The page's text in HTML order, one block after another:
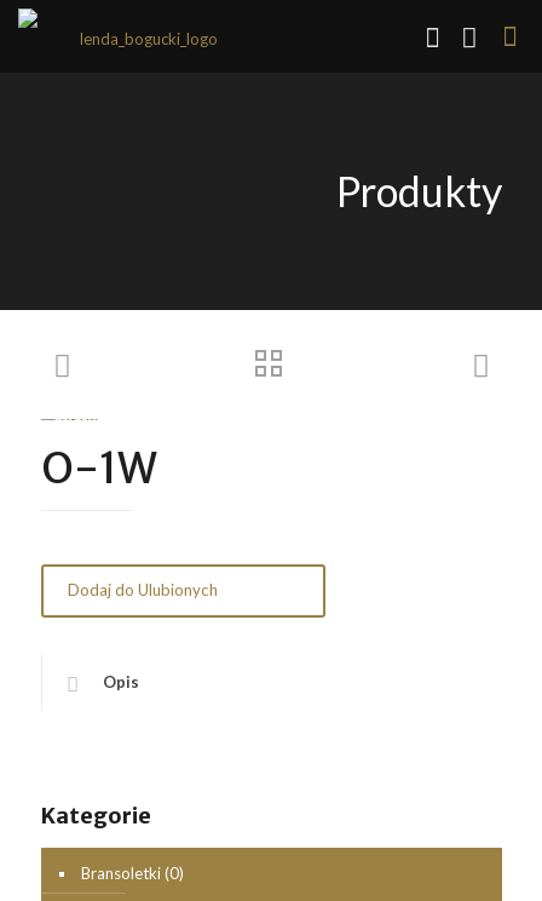
Produkty
O-1W
Dodaj do Ulubionych
Opis
Kategorie
Bransoletki (0)